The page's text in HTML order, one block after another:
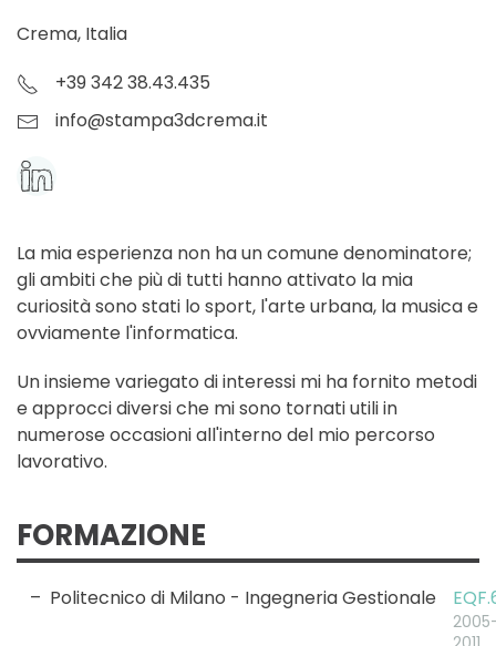
Crema, Italia
+39 342 38.43.435
info@stampa3dcrema.it
La mia esperienza non ha un comune denominatore;
gli ambiti che più di tutti hanno attivato la mia
curiosità sono stati lo sport, l'arte urbana, la musica e
ovviamente l'informatica.
Un insieme variegato di interessi mi ha fornito metodi
e approcci diversi che mi sono tornati utili in
numerose occasioni all'interno del mio percorso
lavorativo.
FORMAZIONE
Politecnico di Milano - Ingegneria Gestionale